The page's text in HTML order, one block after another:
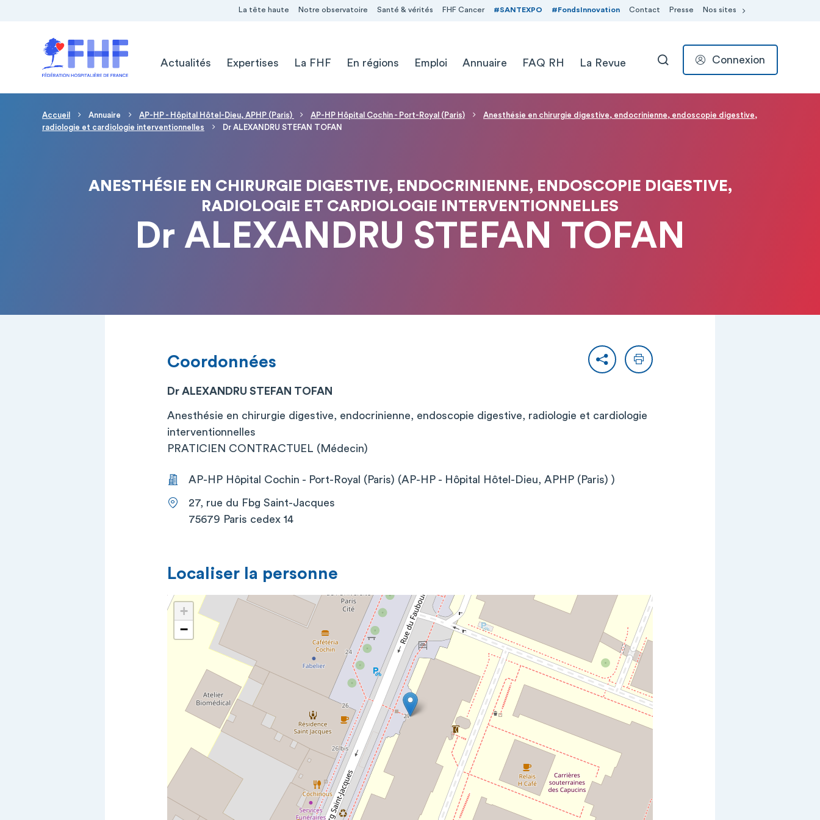
La tête haute Notre observatoire Santé & vérités FHF Cancer #SANTEXPO #FondsInnovation Contact Presse Nos sites
Actualités
Expertises La FHF En régions Emploi Annuaire FAQ RH La Revue RECHERCHER
Connexion
Fil d'Ariane
Accueil Annuaire AP-HP - Hôpital Hôtel-Dieu, APHP (Paris) AP-HP Hôpital Cochin - Port-Royal (Paris)
Anesthésie en chirurgie digestive, endocrinienne, endoscopie digestive,
radiologie et cardiologie interventionnelles
Dr ALEXANDRU STEFAN TOFAN
ANESTHÉSIE EN CHIRURGIE DIGESTIVE, ENDOCRINIENNE, ENDOSCOPIE DIGESTIVE,
RADIOLOGIE ET CARDIOLOGIE INTERVENTIONNELLES
Dr ALEXANDRU STEFAN TOFAN
PartagerImprimer
Coordonnées
Dr ALEXANDRU STEFAN TOFAN
Anesthésie en chirurgie digestive, endocrinienne, endoscopie digestive, radiologie et cardiologie
interventionnelles
PRATICIEN CONTRACTUEL (Médecin)
AP-HP Hôpital Cochin - Port-Royal (Paris) (AP-HP - Hôpital Hôtel-Dieu, APHP (Paris) )
27, rue du Fbg Saint-Jacques
75679 Paris cedex 14
Localiser la personne
+
−